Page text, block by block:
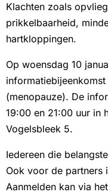
Klachten zoals
prikkelbaarheid,
hartkloppingen.
Op woensdag 10
informatiebijeenkomst
(menopauze). De
19:00 en 21:00 uur in
Vogelsbleek 5.
Iedereen die
Ook voor de partners
Aanmelden kan via